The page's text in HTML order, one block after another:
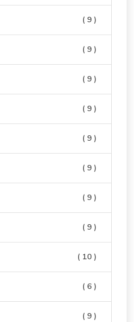
( 9 )
( 9 )
( 9 )
( 9 )
( 9 )
( 9 )
( 9 )
( 9 )
( 10 )
( 6 )
( 9 )